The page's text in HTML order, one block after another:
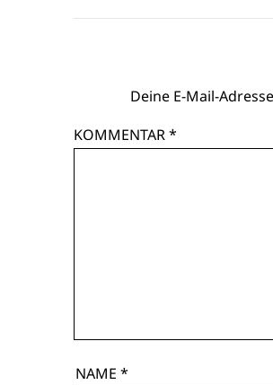
Deine E-Mail-
KOMMENTAR*
NAME *